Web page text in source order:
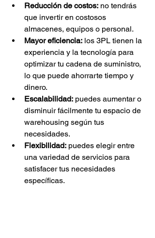
Reducción de costos: no tendrás
que invertir en costosos
almacenes, equipos o personal.
Mayor eficiencia: los 3PL tienen la
experiencia y la tecnología para
optimizar tu cadena de suministro,
lo que puede ahorrarte tiempo y
dinero.
Escalabilidad: puedes aumentar o
disminuir fácilmente tu espacio de
warehousing según tus
necesidades.
Flexibilidad: puedes elegir entre
una variedad de servicios para
satisfacer tus necesidades
específicas.